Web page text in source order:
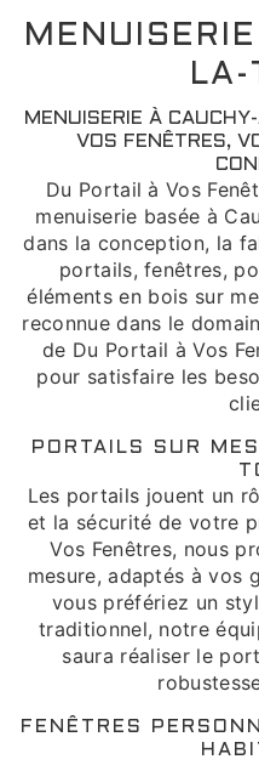
LA-
MENUISERIE À
VOS FENÊTRES,
Du Portail à Vos
menuiserie basée à
dans la conception, la
portails, fenêtres,
éléments en bois sur
reconnue dans le
de Du Portail à Vos
pour satisfaire les
PORTAILS SUR
Les portails jouent un
et la sécurité de votre
Vos Fenêtres, nous
mesure, adaptés à vos
vous préfériez un
traditionnel, notre
saura réaliser le
FENÊTRES